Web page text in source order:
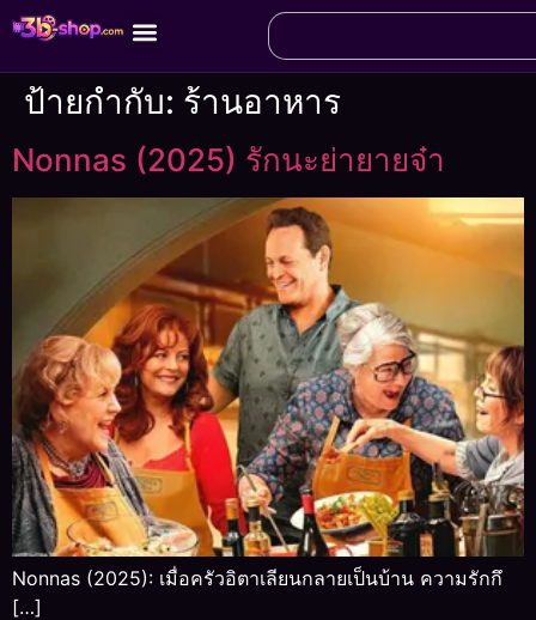
ป้ายกำกับ: ร้านอาหาร
Nonnas (2025) รักนะย่ายายจ๋า
Nonnas (2025): เมื่อครัวอิตาเลียนกลายเป็นบ้าน ความรักกึ
[…]